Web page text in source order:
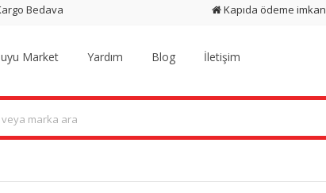
Bedava Kapıda ödeme
Market Yardım Blog İletişim